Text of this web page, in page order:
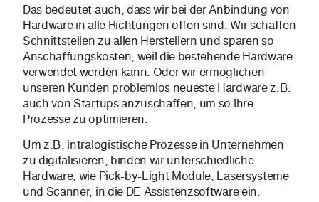
Das bedeutet auch, dass wir bei der Anbindung von
Hardware in alle Richtungen offen sind. Wir schaffen
Schnittstellen zu allen Herstellern und sparen so
Anschaffungskosten, weil die bestehende Hardware
verwendet werden kann. Oder wir ermöglichen
unseren Kunden problemlos neueste Hardware z.B.
auch von Startups anzuschaffen, um so Ihre
Prozesse zu optimieren.
Um z.B. intralogistische Prozesse in Unternehmen
zu digitalisieren, binden wir unterschiedliche
Hardware, wie Pick-by-Light Module, Lasersysteme
und Scanner, in die DE Assistenzsoftware ein.